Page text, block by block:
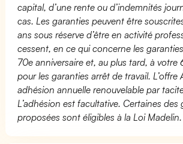
capital, d’une rente ou d’indemnités
cas. Les garanties peuvent être
ans sous réserve d’être en activité
cessent, en ce qui concerne les
70e anniversaire et, au plus tard, à votre
pour les garanties arrêt de travail. L’offre
adhésion annuelle renouvelable par
L’adhésion est facultative. Certaines des
proposées sont éligibles à la Loi Madelin.